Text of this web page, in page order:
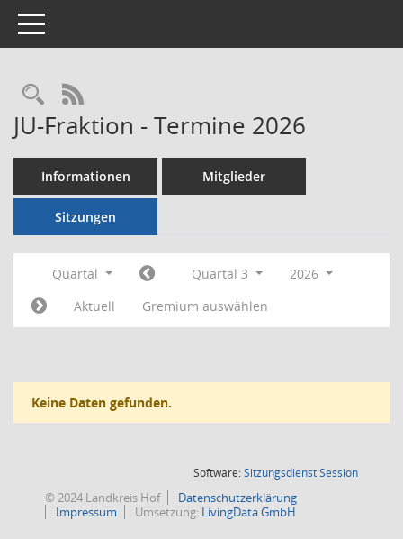
Toggle navigation
Rechercheauswahl
RSS-Feed
JU-Fraktion - Termine 2026
Informationen Mitglieder
Sitzungen
Quartal Quartal 3
2026
Aktuell
Gremium auswählen
Keine Daten gefunden.
Software:SitzungsdienstSession(Wird in
© 2024 Landkreis Hof
Datenschutzerklärung
Impressum
Umsetzung: LivingData GmbH